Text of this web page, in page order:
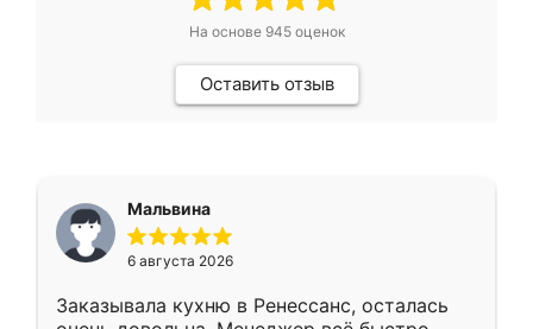
На основе 945оценок
Оставить отзыв
Мальвина
6 августа 2026
Заказывала кухню в Ренессанс, осталась